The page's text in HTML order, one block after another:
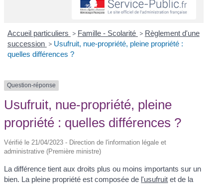
Accueil particuliers > Famille - Scolarité > Règlement d'une
succession > Usufruit, nue-propriété, pleine propriété :
quelles différences ?
Question-réponse
Usufruit, nue-propriété, pleine
propriété : quelles différences ?
Vérifié le 21/04/2023 - Direction de l'information légale et
administrative (Première ministre)
La différence tient aux droits plus ou moins importants sur un
bien. La pleine propriété est composée de l'usufruit et de la